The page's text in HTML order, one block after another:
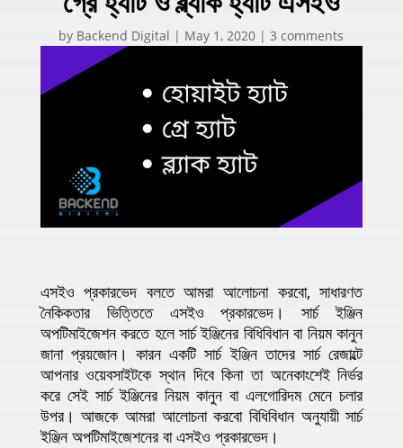
by Backend Digital | May 1, 2020 |3 comments
এসইও প্রকারভেদ বলতে আমরা আলোচনা করবো, সাধারণত
নৈকিকতার ভিত্তিতে এসইও প্রকারভেদ। সার্চ ইঞ্জিন
অপটিমাইজেশন করতে হলে সার্চ ইঞ্জিনের বিধিবিধান বা নিয়ম কানুন
জানা প্রয়জোন। কারন একটি সার্চ ইঞ্জিন তাদের সার্চ রেজাল্টে
আপনার ওয়েবসাইটকে স্থান দিবে কিনা তা অনেকাংশেই নির্ভর
করে সেই সার্চ ইঞ্জিনের নিয়ম কানুন বা এলগোরিদম মেনে চলার
উপর। আজকে আমরা আলোচনা করবো বিধিবিধান অনুযায়ী সার্চ
ইঞ্জিন অপটিমাইজেশনের বা এসইও প্রকারভেদ।